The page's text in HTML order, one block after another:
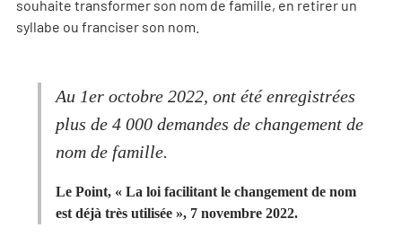
souhaite transformer son nom de famille, en retirer un
syllabe ou franciser son nom.
Au 1er octobre 2022, ont été enregistrées
plus de 4 000 demandes de changement de
nom de famille.
Le Point, « La loi facilitant le changement de nom
est déjà très utilisée », 7 novembre 2022.